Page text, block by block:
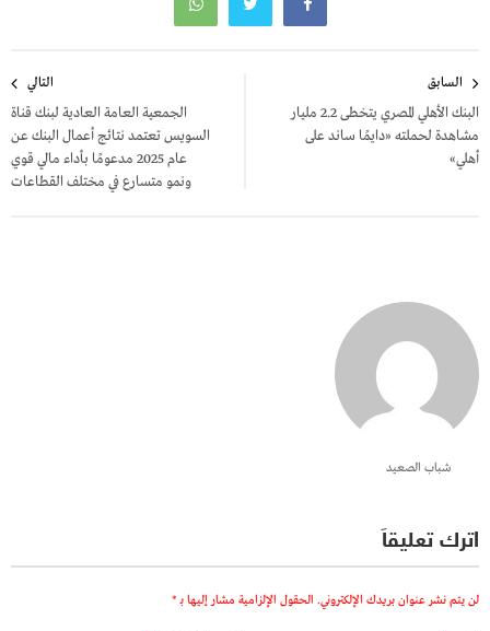
المقالات
السابق
البنك الأهلي المصري يتخطى 2.2 مليار
مشاهدة لحملته «دايمًا ساند على
أهلي»
التالي
الجمعية العامة العادية لبنك قناة
السويس تعتمد نتائج أعمال البنك عن
عام 2025 مدعومًا بأداء مالي قوي
ونمو متسارع في مختلف القطاعات
شباب الصعيد
اترك تعليقاً
لن يتم نشر عنوان بريدك الإلكتروني. الحقول الإلزامية مشار إليها بـ *